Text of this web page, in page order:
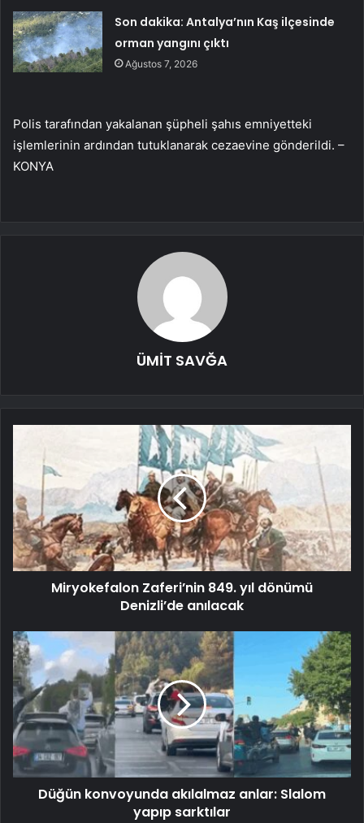
Son dakika: Antalya’nın Kaş ilçesinde
orman yangını çıktı
Ağustos 7, 2026
Polis tarafından yakalanan şüpheli şahıs emniyetteki
işlemlerinin ardından tutuklanarak cezaevine gönderildi. –
KONYA
ÜMİT SAVĞA
Miryokefalon Zaferi’nin 849. yıl dönümü
Denizli’de anılacak
Düğün konvoyunda akılalmaz anlar: Slalom
yapıp sarktılar